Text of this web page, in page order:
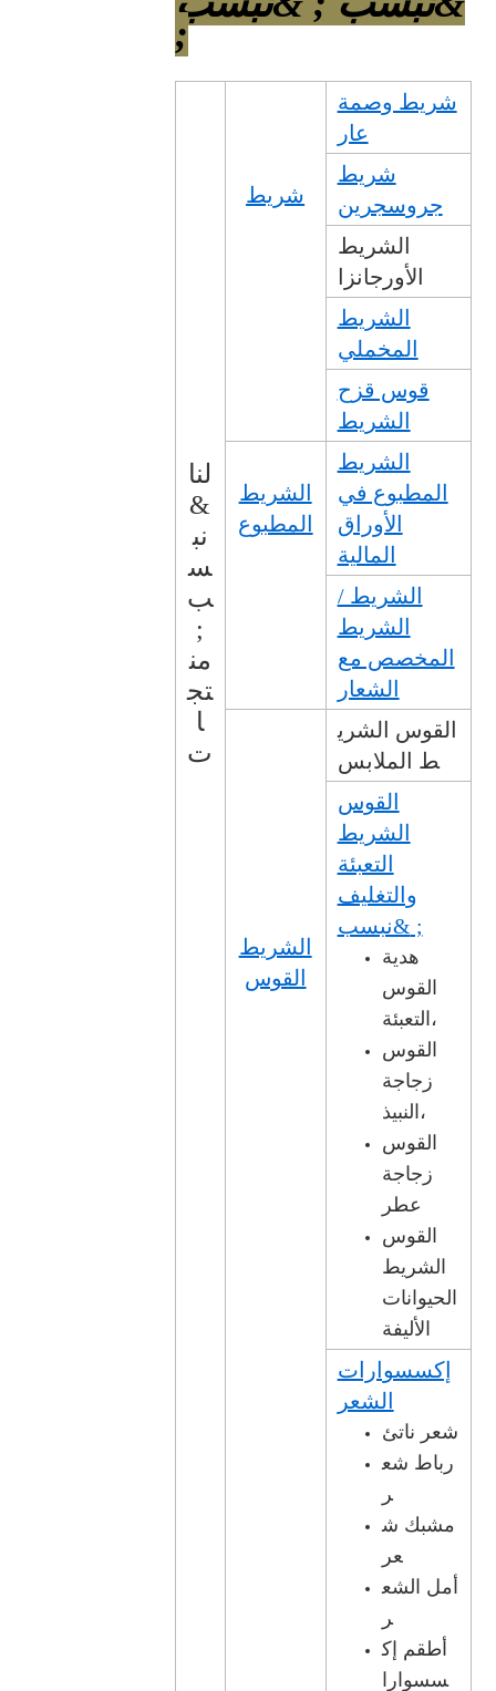
;
لنا
&
نب
س
ب
;
من
تج
ا
ت
شريط
شريط وصمة
عار
شريط
جروسجرين
الشريط
الأورجانزا
الشريط
المخملي
قوس قزح
الشريط
الشريط
المطبوع
الشريط
المطبوع في
الأوراق
المالية
الشريط /
الشريط
المخصص مع
الشعار
الشريط
القوس
القوس الشري
ط الملابس
القوس
الشريط
التعبئة
والتغليف
&نبسب ;
هدية
القوس
التعبئة،
القوس
زجاجة
النبيذ،
القوس
زجاجة
عطر
القوس
الشريط
الحيوانات
الأليفة
إكسسوارات
الشعر
شعر ناتئ
رباط شع
ر
مشبك ش
عر
أمل الشع
ر
أطقم إك
سسوارا